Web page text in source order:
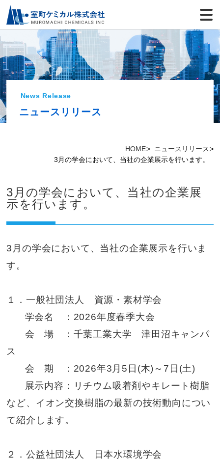
HOME
ニュースリリース
3月の学会において、当社の企業展示を行います。
News Release
ニュースリリース
3月の学会において、当社の企業展
示を行います。
3月の学会において、当社の企業展示を行いま
す。
１．一般社団法人 資源・素材学会
学会名 ：2026年度春季大会
会 場 ：千葉工業大学 津田沼キャンパ
ス
会 期 ：2026年3月5日(木)～7日(土)
展示内容：リチウム吸着剤やキレート樹脂
など、イオン交換樹脂の最新の技術動向につい
て紹介します。
２．公益社団法人 日本水環境学会